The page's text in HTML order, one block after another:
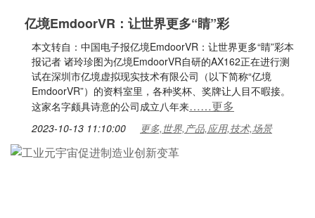
亿境EmdoorVR：让世界更多“睛”彩
本文转自：中国电子报亿境EmdoorVR：让世界更多“睛”彩本
报记者 诸玲珍图为亿境EmdoorVR自研的AX162正在进行测
试在深圳市亿境虚拟现实技术有限公司（以下简称“亿境
EmdoorVR”）的资料室里，各种奖杯、奖牌让人目不暇接。
这家名字颇具诗意的公司成立八年来……更多
2023-10-13 11:10:00 更多,世界,产品,应用,技术,场景